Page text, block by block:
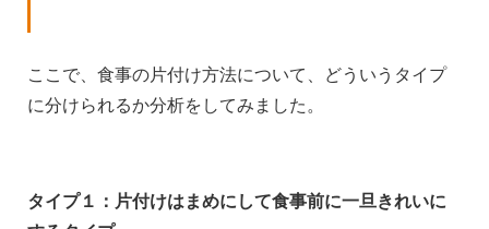
ここで、食事の片付け方法について、どういうタイプ
に分けられるか分析をしてみました。
タイプ１：片付けはまめにして食事前に一旦きれいに